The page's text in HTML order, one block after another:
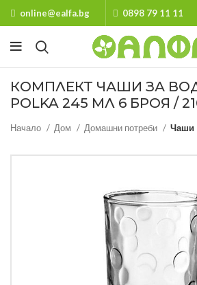
online@ealfa.bg 0898 79 11 11
КОМПЛЕКТ ЧАШИ ЗА
POLKA 245 МЛ 6 БРОЯ /
Начало Дом Домашни потреби Чаши